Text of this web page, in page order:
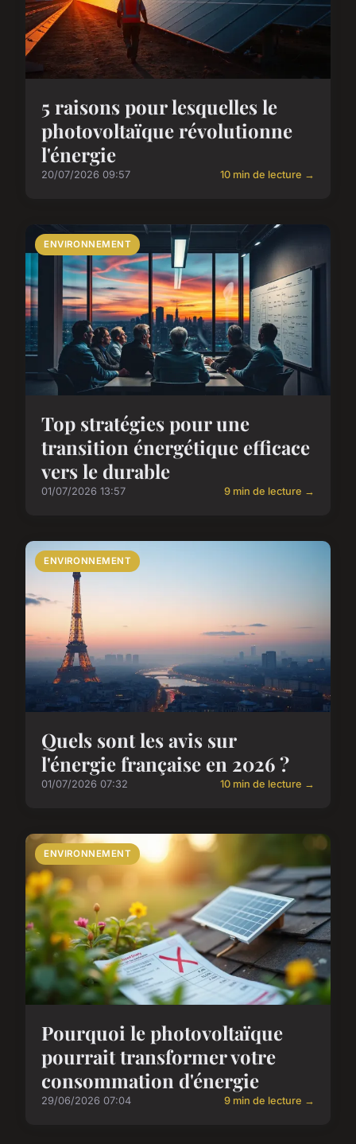
5 raisons pour lesquelles le
photovoltaïque révolutionne
l'énergie
20/07/2026 09:57 10 min de lecture →
ENVIRONNEMENT
Top stratégies pour une
transition énergétique efficace
vers le durable
01/07/2026 13:57 9 min de lecture →
ENVIRONNEMENT
Quels sont les avis sur
l'énergie française en 2026 ?
01/07/2026 07:32 10 min de lecture →
ENVIRONNEMENT
Pourquoi le photovoltaïque
pourrait transformer votre
consommation d'énergie
29/06/2026 07:04 9 min de lecture →